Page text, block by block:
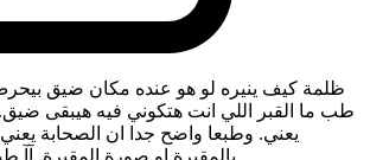
ظلمة كيف ينيره لو هو عنده مكان ضيق
طب ما القبر اللي انت هتكوني فيه هيبقى
يعني. وطبعا واضح جدا ان الصحابة
بالمقبرة او صورة المقبرة. آآ